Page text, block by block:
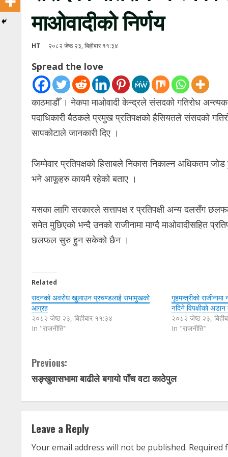
माओवादीको निर्णय
HT २०८२ जेष्ठ २३, बिहीबार ११:३४
Spread the love
काठमाडौँ । नेकपा माओवादी केन्द्रले संसदको गतिरोध
पदाधिकारी बैठकले प्रमुख प्रतिपक्षको हैसियतले संसदको
सापकोटाले जानकारी दिए ।
जिम्मेवार प्रतिपक्षको हिसाबले निकास निकाल्न अधिकतम
भने आफूहरु कायमै रहेको बताए ।
यसका लागि सरकारले सत्तापक्ष र प्रतिपक्षी अन्य दलसँग
समेत मुछिएको भन्दै उनको राजीनामा माग्दै माओवादीसहित
छलफल सुरु हुन सकेको छैन ।
Related
सदनको अवरोध खुलाउन प्रचण्डलाई सभामुखको
आग्रह
२०८२ जेष्ठ २३, बिहीबार ११:३४
In "राजनीति"
गृहमन्त्रीको
नदिने विपक्षीको
२०८२ जेष्ठ २३,
In "राजनीति"
C
o
n
t
i
Previous:
सङ्खुवासभामा बाढीले बगायो पाँच वटा काठेपुल
Leave a Reply
Your email address will not be published. Required